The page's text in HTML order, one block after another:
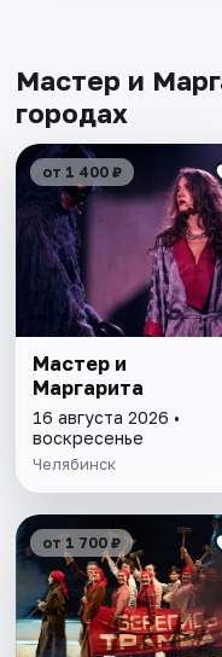
Мастер и
городах
от 1 400 ₽
Мастер и
Маргарита
16 августа 2026 •
воскресенье
Челябинск
от 1 700 ₽